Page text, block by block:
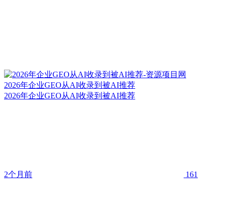
2026年企业GEO从AI收录到被AI推荐
2026年企业GEO从AI收录到被AI推荐
2个月前 161